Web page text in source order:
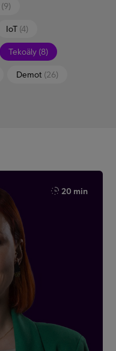
(9)
IoT (4)
Tekoäly (8)
Demot (26)
20 min